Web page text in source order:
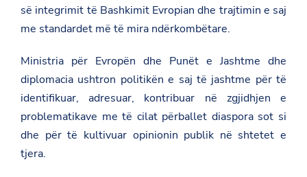
së integrimit të Bashkimit Evropian dhe trajtimin e saj
me standardet më të mira ndërkombëtare.
Ministria për Evropën dhe Punët e Jashtme dhe
diplomacia ushtron politikën e saj të jashtme për të
identifikuar, adresuar, kontribuar në zgjidhjen e
problematikave me të cilat përballet diaspora sot si
dhe për të kultivuar opinionin publik në shtetet e
tjera.